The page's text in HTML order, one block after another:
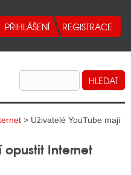
> Uživatelé YouTube mají
opustit Internet